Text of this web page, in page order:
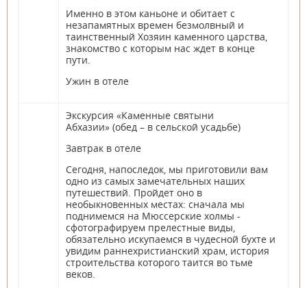
Именно в этом каньоне и обитает с
незапамятных времен безмолвный и
таинственный Хозяин каменного царства,
знакомство с которым нас ждет в конце
пути.
Ужин в отеле
Экскурсия «Каменные святыни
Абхазии» (обед – в сельской усадьбе)
Завтрак в отеле
Сегодня, напоследок, мы приготовили вам
одно из самых замечательных наших
путешествий. Пройдет оно в
необыкновенных местах: сначала мы
поднимемся на Мюссерские холмы -
сфотографируем прелестные виды,
обязательно искупаемся в чудесной бухте и
увидим раннехристианский храм, история
строительства которого таится во тьме
веков.